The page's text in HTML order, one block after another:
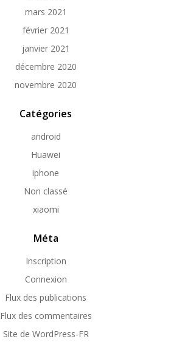
mars 2021
février 2021
janvier 2021
décembre 2020
novembre 2020
Catégories
android
Huawei
iphone
Non classé
xiaomi
Méta
Inscription
Connexion
Flux des publications
Flux des commentaires
Site de WordPress-FR